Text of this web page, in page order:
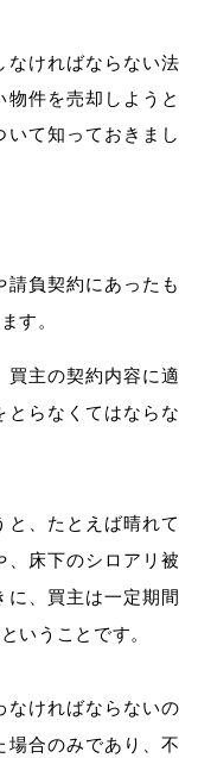
なければならない法
件を売却しようと
て知っておきまし
負契約にあったも
す。
買主の契約内容に適
らなくてはならな
、たとえば晴れて
床下のシロアリ被
、買主は一定期間
いうことです。
なければならないの
合のみであり、不